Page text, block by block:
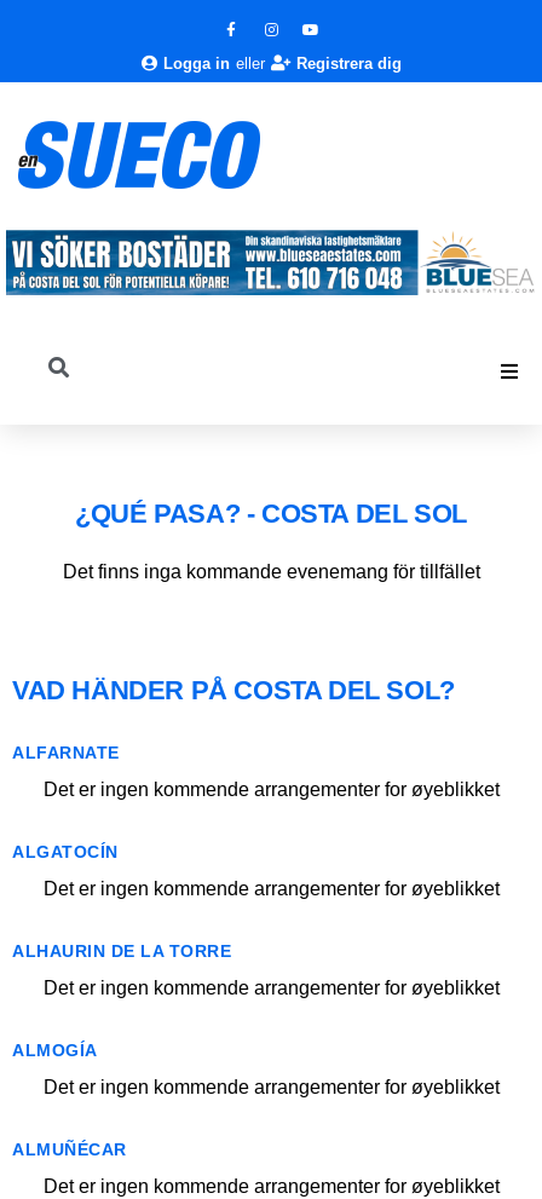
Logga in eller Registrera dig
¿QUÉ PASA? - COSTA DEL SOL
Det finns inga kommande evenemang för tillfället
VAD HÄNDER PÅ COSTA DEL SOL?
ALFARNATE
Det er ingen kommende arrangementer for øyeblikket
ALGATOCÍN
Det er ingen kommende arrangementer for øyeblikket
ALHAURIN DE LA TORRE
Det er ingen kommende arrangementer for øyeblikket
ALMOGÍA
Det er ingen kommende arrangementer for øyeblikket
ALMUÑÉCAR
Det er ingen kommende arrangementer for øyeblikket